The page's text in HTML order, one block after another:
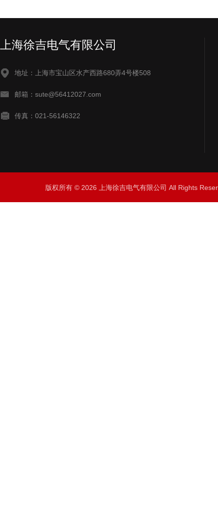
上海徐吉电气有限公司
地址：上海市宝山区水产西路680弄4号楼508
邮箱：sute@56412027.com
传真：021-56146322
版权所有 © 2026 上海徐吉电气有限公司 All Rights